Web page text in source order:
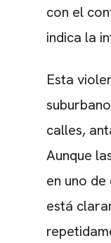
con el
indica la
Esta
calles,
Aunque
en uno
está